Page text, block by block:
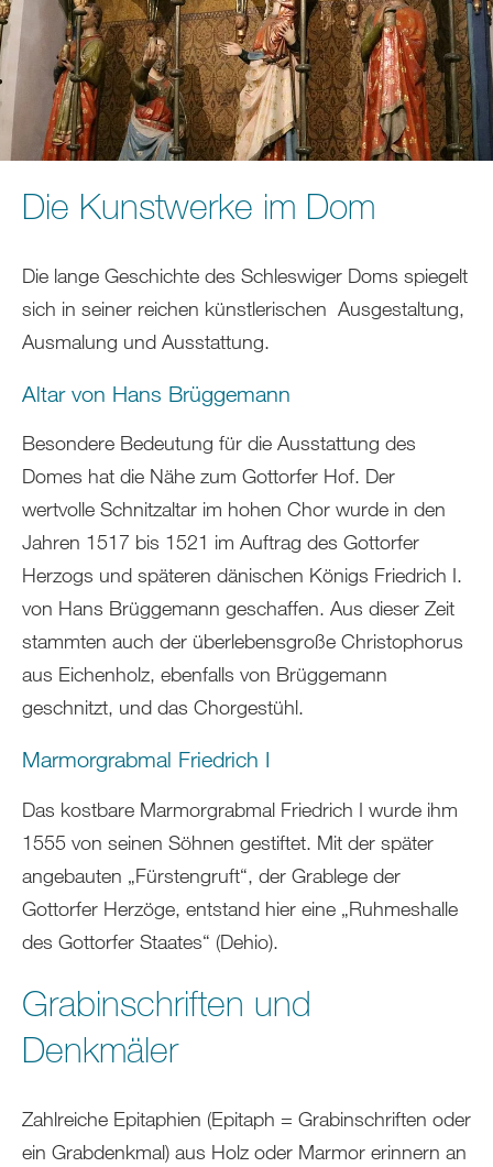
Die Kunstwerke im Dom
Die lange Geschichte des Schleswiger Doms spiegelt
sich in seiner reichen künstlerischen Ausgestaltung,
Ausmalung und Ausstattung.
Altar von Hans Brüggemann
Besondere Bedeutung für die Ausstattung des
Domes hat die Nähe zum Gottorfer Hof. Der
wertvolle Schnitzaltar im hohen Chor wurde in den
Jahren 1517 bis 1521 im Auftrag des Gottorfer
Herzogs und späteren dänischen Königs Friedrich I.
von Hans Brüggemann geschaffen. Aus dieser Zeit
stammten auch der überlebensgroße Christophorus
aus Eichenholz, ebenfalls von Brüggemann
geschnitzt, und das Chorgestühl.
Marmorgrabmal Friedrich I
Das kostbare Marmorgrabmal Friedrich I wurde ihm
1555 von seinen Söhnen gestiftet. Mit der später
angebauten „Fürstengruft“, der Grablege der
Gottorfer Herzöge, entstand hier eine „Ruhmeshalle
des Gottorfer Staates“ (Dehio).
Grabinschriften und
Denkmäler
Zahlreiche Epitaphien (Epitaph = Grabinschriften oder
ein Grabdenkmal) aus Holz oder Marmor erinnern an